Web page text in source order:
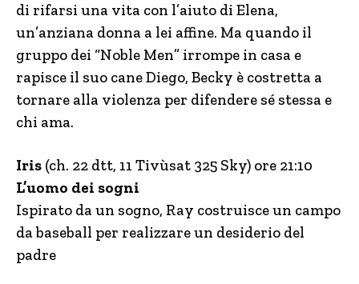
di rifarsi una vita con l’aiuto di Elena,
un’anziana donna a lei affine. Ma quando il
gruppo dei “Noble Men” irrompe in casa e
rapisce il suo cane Diego, Becky è costretta a
tornare alla violenza per difendere sé stessa e
chi ama.
Iris (ch. 22 dtt, 11 Tivùsat 325 Sky) ore 21:10
L’uomo dei sogni
Ispirato da un sogno, Ray costruisce un campo
da baseball per realizzare un desiderio del
padre